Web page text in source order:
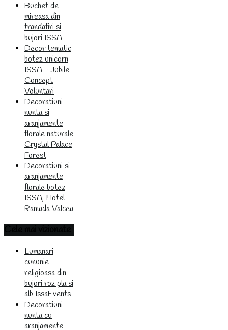
Buchet de
mireasa din
trandafiri si
bujori ISSA
Decor tematic
botez unicorn
ISSA - Jubile
Concept
Voluntari
Decoratiuni
nunta si
aranjamente
florale naturale
Crystal Palace
Forest
Decoratiuni si
aranjamente
florale botez
ISSA, Hotel
Ramada Valcea
Lumanari
cununie
religioasa din
bujori roz pla si
alb IssaEvents
Decoratiuni
nunta cu
aranjamente